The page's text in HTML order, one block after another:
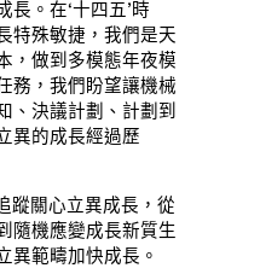
。在‘十四五’時
特殊敏捷，我們是天
，做到多模態年夜模
務，我們盼望讓機械
、決議計劃、計劃到
異的成長經過歷
蹤關心立異成長，從
隨機應變成長新質生
異範疇加快成長。